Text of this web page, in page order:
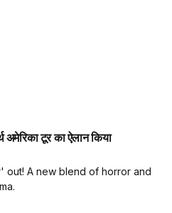
अमेरिका टूर का ऐलान किया